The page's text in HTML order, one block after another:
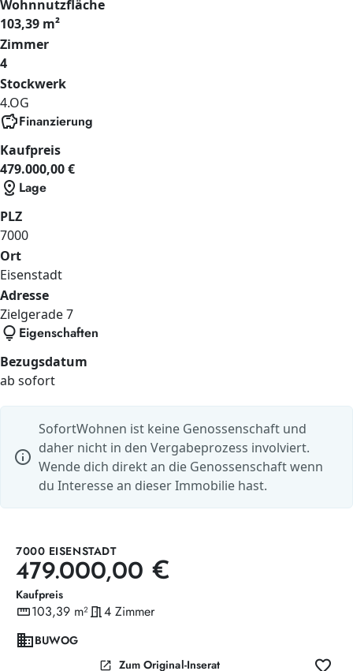
Wohnnutzfläche
103,39 m²
Zimmer
4
Stockwerk
4.OG
savingsFinanzierung
Kaufpreis
479.000,00 €
distance Lage
PLZ
7000
Ort
Eisenstadt
Adresse
Zielgerade7
lightbulb Eigenschaften
Bezugsdatum
ab sofort
info
SofortWohnen ist keine Genossenschaft und
daher nicht in den Vergabeprozess involviert.
Wende dich direkt an die Genossenschaft wenn
du Interesse an dieser Immobilie hast.
7000 EISENSTADT
479.000,00 €
Kaufpreis
straighten
Wohnfläche
103,39 m²meeting_room
Zimmer
4 Zimmer
domainBUWOG
open_in_new Zum Original-Inserat favorite